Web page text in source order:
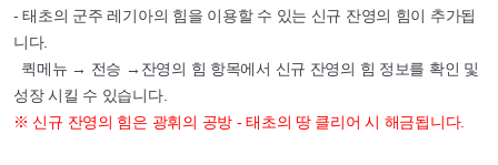
- 태초의 군주 레기아의 힘을 이용할 수 있는 신규 잔영의 힘이 추가됩
니다.
퀵메뉴 → 전승 →잔영의 힘 항목에서 신규 잔영의 힘 정보를 확인 및
성장 시킬 수 있습니다.
※ 신규 잔영의 힘은 광휘의 공방 - 태초의 땅 클리어 시 해금됩니다.